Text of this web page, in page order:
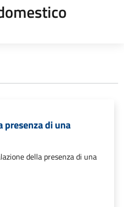
presenza di una
della presenza di una